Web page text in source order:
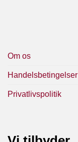
Om os
Handelsbetingelser
Privatlivspolitik